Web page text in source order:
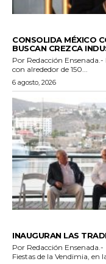
CONSOLIDA MÉXICO
BUSCAN CREZCA
Por Redacción Ensenada.- El consumo de vino en México se mantiene
con alrededor de 150...
6 agosto, 2026
INAUGURAN LAS
Por Redacción Ensenada.- Dio inicio formalmente las tradicionales
Fiestas de la Vendimia, en la